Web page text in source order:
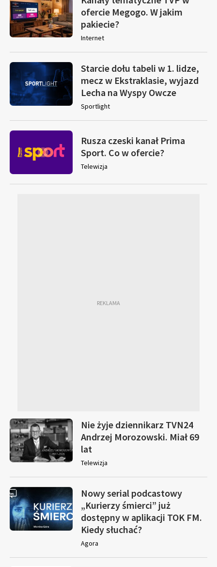
ofercie Megogo. W jakim
pakiecie?
Internet
Starcie dołu tabeli w 1. lidze,
mecz w Ekstraklasie, wyjazd
Lecha na Wyspy Owcze
Sportlight
Rusza czeski kanał Prima
Sport. Co w ofercie?
Telewizja
Nie żyje dziennikarz TVN24
Andrzej Morozowski. Miał 69
lat
Telewizja
Nowy serial podcastowy
„Kurierzy śmierci” już
dostępny w aplikacji TOK FM.
Kiedy słuchać?
Agora